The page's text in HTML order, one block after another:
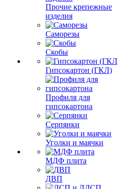
Прочие крепежные
изделия
Саморезы
Скобы
Гипсокартон (ГКЛ)
Профиля для
гипсокартона
Серпянки
Уголки и маячки
МДФ плита
ДВП